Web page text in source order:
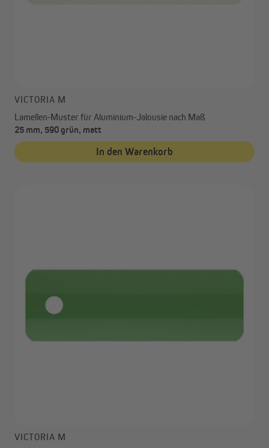
VICTORIA M
Lamellen-Muster für Aluminium-Jalousie nach Maß
25 mm, 590 grün, matt
In den Warenkorb
VICTORIA M